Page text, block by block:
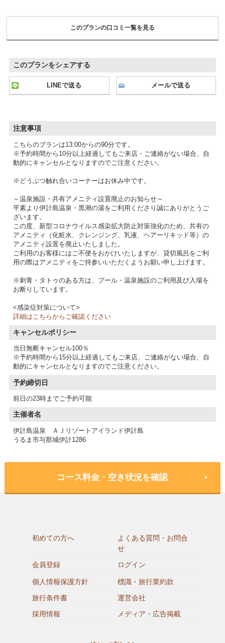
このプランの口コミ一覧を見る
このプランをシェアする
LINEで送る メールで送る
注意事項
こちらのプランは13:00からの90分です。
※予約時間から10分以上経過してもご来店・ご連絡がない場合、自
動的にキャンセルとなりますのでご注意ください。
※どうぶつ触れ合いコーナーはお休み中です。
～温泉施設・共有アメニティ設置廃止のお知らせ～
平素より伊計島温泉・黒潮の湯をご利用くださり誠にありがとうご
ざいます。
この度、新型コロナウイルス感染拡大防止対策強化のため、共有の
アメニティ（化粧水、クレンジング、乳液、ヘアーリキッド等）の
アメニティ設置を廃止いたしました。
ご利用のお客様にはご不便をおかけいたしますが、貸切風呂をご利
用の際はアメニティをご持参いいただくようお願い申し上げます。
※刺青・タトゥのある方は、プール・温泉施設のご利用及び入場を
お断りしています。
<感染症対策について>
詳細はこちらからご確認ください
キャンセルポリシー
当日無断キャンセル100％
※予約時間から15分以上経過してもご来店、ご連絡がない場合、自
動的にキャンセルとなりますのでご注意ください。
予約締切日
前日の23時までご予約可能
主催者名
伊計島温泉 ＡＪリゾートアイランド伊計島
うるま市与那城伊計1286
コース料金・空き状況を確認
初めての方へ
よくある質問・お問合
せ
会員登録
ログイン
個人情報保護方針
標識・旅行業約款
旅行条件書
運営会社
採用情報
メディア・広告掲載